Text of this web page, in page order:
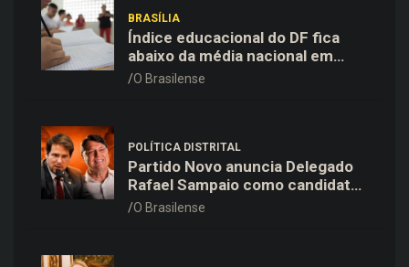
BRASÍLIA
Índice educacional do DF fica
abaixo da média nacional em
todas as etapas de ensino,
O Brasilense
POLÍTICA DISTRITAL
Partido Novo anuncia Delegado
Rafael Sampaio como candidato
a vice-governador na chapa de
O Brasilense